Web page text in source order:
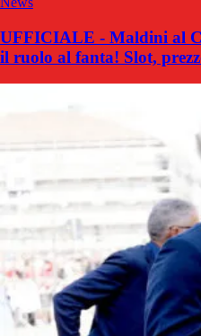
UFFICIALE - Maldini al
il ruolo al fanta! Slot,